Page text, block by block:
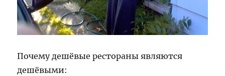
Почему дешёвые рестораны являются
дешёвыми: